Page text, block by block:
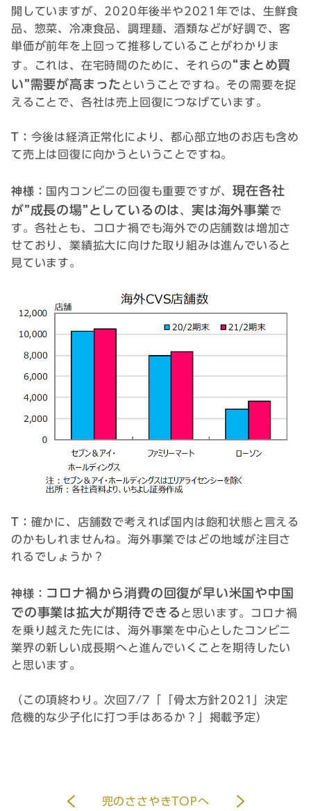
開していますが、2020年後半や2021年では、生鮮食
品、惣菜、冷凍食品、調理麺、酒類などが好調で、客
単価が前年を上回って推移していることがわかりま
す。これは、在宅時間のために、それらの“まとめ買
い”需要が高まった ということですね。その需要を捉
えることで、各社は売上回復につなげています。
T： 今後は経済正常化により、都心部立地のお店も含め
て売上は回復に向かうということですね。
神様： 国内コンビニの回復も重要ですが、現在各社
が”成長の場”としているのは、実は海外事業で
す。各社とも、コロナ禍でも海外での店舗数は増加さ
せており、業績拡大に向けた取り組みは進んでいると
見ています。
T： 確かに、店舗数で考えれば国内は飽和状態と言える
のかもしれませんね。海外事業ではどの地域が注目さ
れるでしょうか？
神様： コロナ禍から消費の回復が早い米国や中国
での事業は拡大が期待できる と思います。コロナ禍
を乗り越えた先には、海外事業を中心としたコンビニ
業界の新しい成長期へと進んでいくことを期待したい
と思います。
（この項終わり。次回7/7「「骨太方針2021」決定
危機的な少子化に打つ手はあるか？」掲載予定）
兜のささやきTOPへ